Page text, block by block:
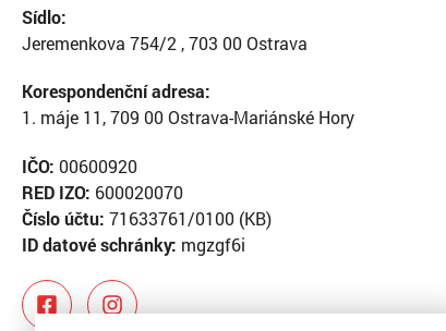
Sídlo:
Jeremenkova 754/2 , 703 00 Ostrava
Korespondenční adresa:
1. máje 11, 709 00 Ostrava-Mariánské Hory
IČO: 00600920
RED IZO: 600020070
Číslo účtu: 71633761/0100 (KB)
ID datové schránky: mgzgf6i